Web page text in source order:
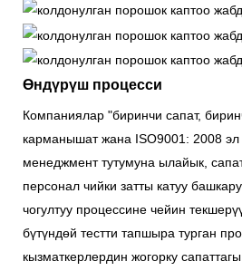
Өндүрүш процесси
Компаниялар "биринчи сапат,
карманышат жана ISO9001: 2008 эл
менеджмент тутумуна ылайык,
персонал чийки затты катуу
чогултуу процессине чейин
бүтүндөй тестти тапшыра турган
кызматкерлердин жогорку